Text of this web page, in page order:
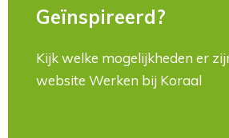
Geïnspireerd?
Kijk welke mogelijkheden er
website Werken bij Koraal